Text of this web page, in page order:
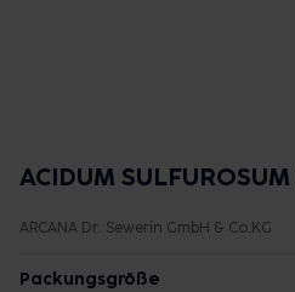
ACIDUM
ARCANA Dr. Sewerin GmbH & Co.KG
Packungsgröße